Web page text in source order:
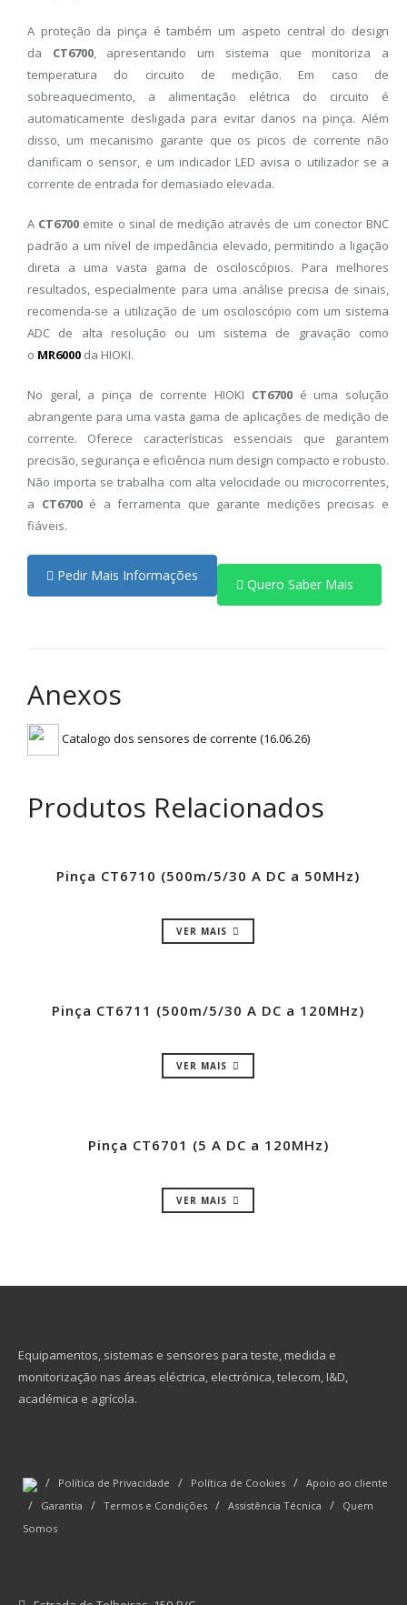
A proteção da pinça é também um aspeto central do design
da CT6700, apresentando um sistema que monitoriza a
temperatura do circuito de medição. Em caso de
sobreaquecimento, a alimentação elétrica do circuito é
automaticamente desligada para evitar danos na pinça. Além
disso, um mecanismo garante que os picos de corrente não
danificam o sensor, e um indicador LED avisa o utilizador se a
corrente de entrada for demasiado elevada.
A CT6700 emite o sinal de medição através de um conector BNC
padrão a um nível de impedância elevado, permitindo a ligação
direta a uma vasta gama de osciloscópios. Para melhores
resultados, especialmente para uma análise precisa de sinais,
recomenda-se a utilização de um osciloscópio com um sistema
ADC de alta resolução ou um sistema de gravação como
o MR6000 da HIOKI.
No geral, a pinça de corrente HIOKI CT6700é uma solução
abrangente para uma vasta gama de aplicações de medição de
corrente. Oferece características essenciais que garantem
precisão, segurança e eficiência num design compacto e robusto.
Não importa se trabalha com alta velocidade ou microcorrentes,
a CT6700é a ferramenta que garante medições precisas e
fiáveis.
Pedir Mais Informações
Quero Saber Mais
Anexos
Catalogo dos sensores de corrente (16.06.26)
Produtos Relacionados
Pinça CT6710 (500m/5/30 A DC a 50MHz)
VER MAIS
Pinça CT6711 (500m/5/30 A DC a 120MHz)
VER MAIS
Pinça CT6701 (5 A DC a 120MHz)
VER MAIS
Equipamentos, sistemas e sensores para teste, medida e
monitorização nas áreas eléctrica, electrónica, telecom, I&D,
académica e agrícola.
/ Política de Privacidade / Política de Cookies / Apoio ao cliente
/ Garantia / Termos e Condições / Assistência Técnica /
Quem
Somos